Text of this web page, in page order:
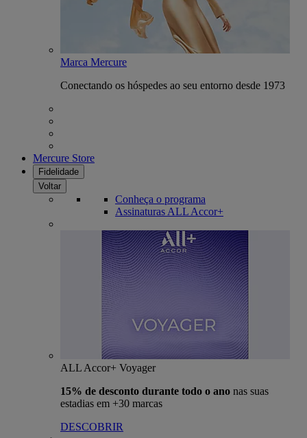
Marca Mercure
Conectando os hóspedes ao seu entorno desde 1973
Mercure Store
Fidelidade
Voltar
Conheça o programa
Assinaturas ALL Accor+
ALL Accor+ Voyager
15% de desconto durante todo o ano nas suas
estadias em +30 marcas
DESCOBRIR